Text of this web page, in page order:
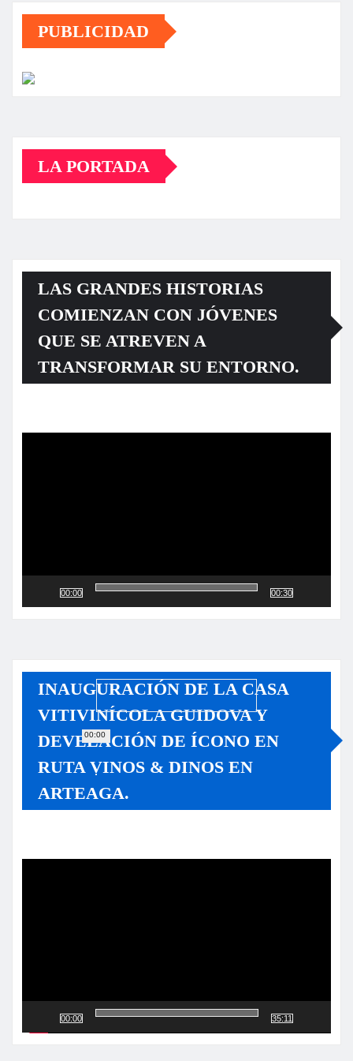
PUBLICIDAD
LA PORTADA
LAS GRANDES HISTORIAS
COMIENZAN CON JÓVENES
QUE SE ATREVEN A
TRANSFORMAR SU ENTORNO.
00:00
00:00
00:30
INAUGURACIÓN DE LA CASA
VITIVINÍCOLA GUIDOVA Y
DEVELACIÓN DE ÍCONO EN
RUTA VINOS & DINOS EN
ARTEAGA.
00:00 35:11